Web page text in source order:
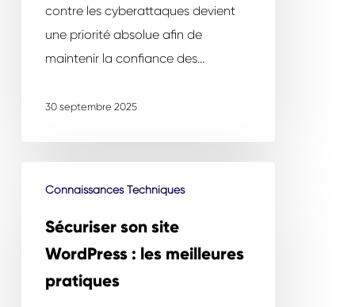
contre les cyberattaques devient
une priorité absolue afin de
maintenir la confiance des…
30 septembre 2025
WordPress
Connaissances Techniques
Sécuriser son site
WordPress : les meilleures
pratiques